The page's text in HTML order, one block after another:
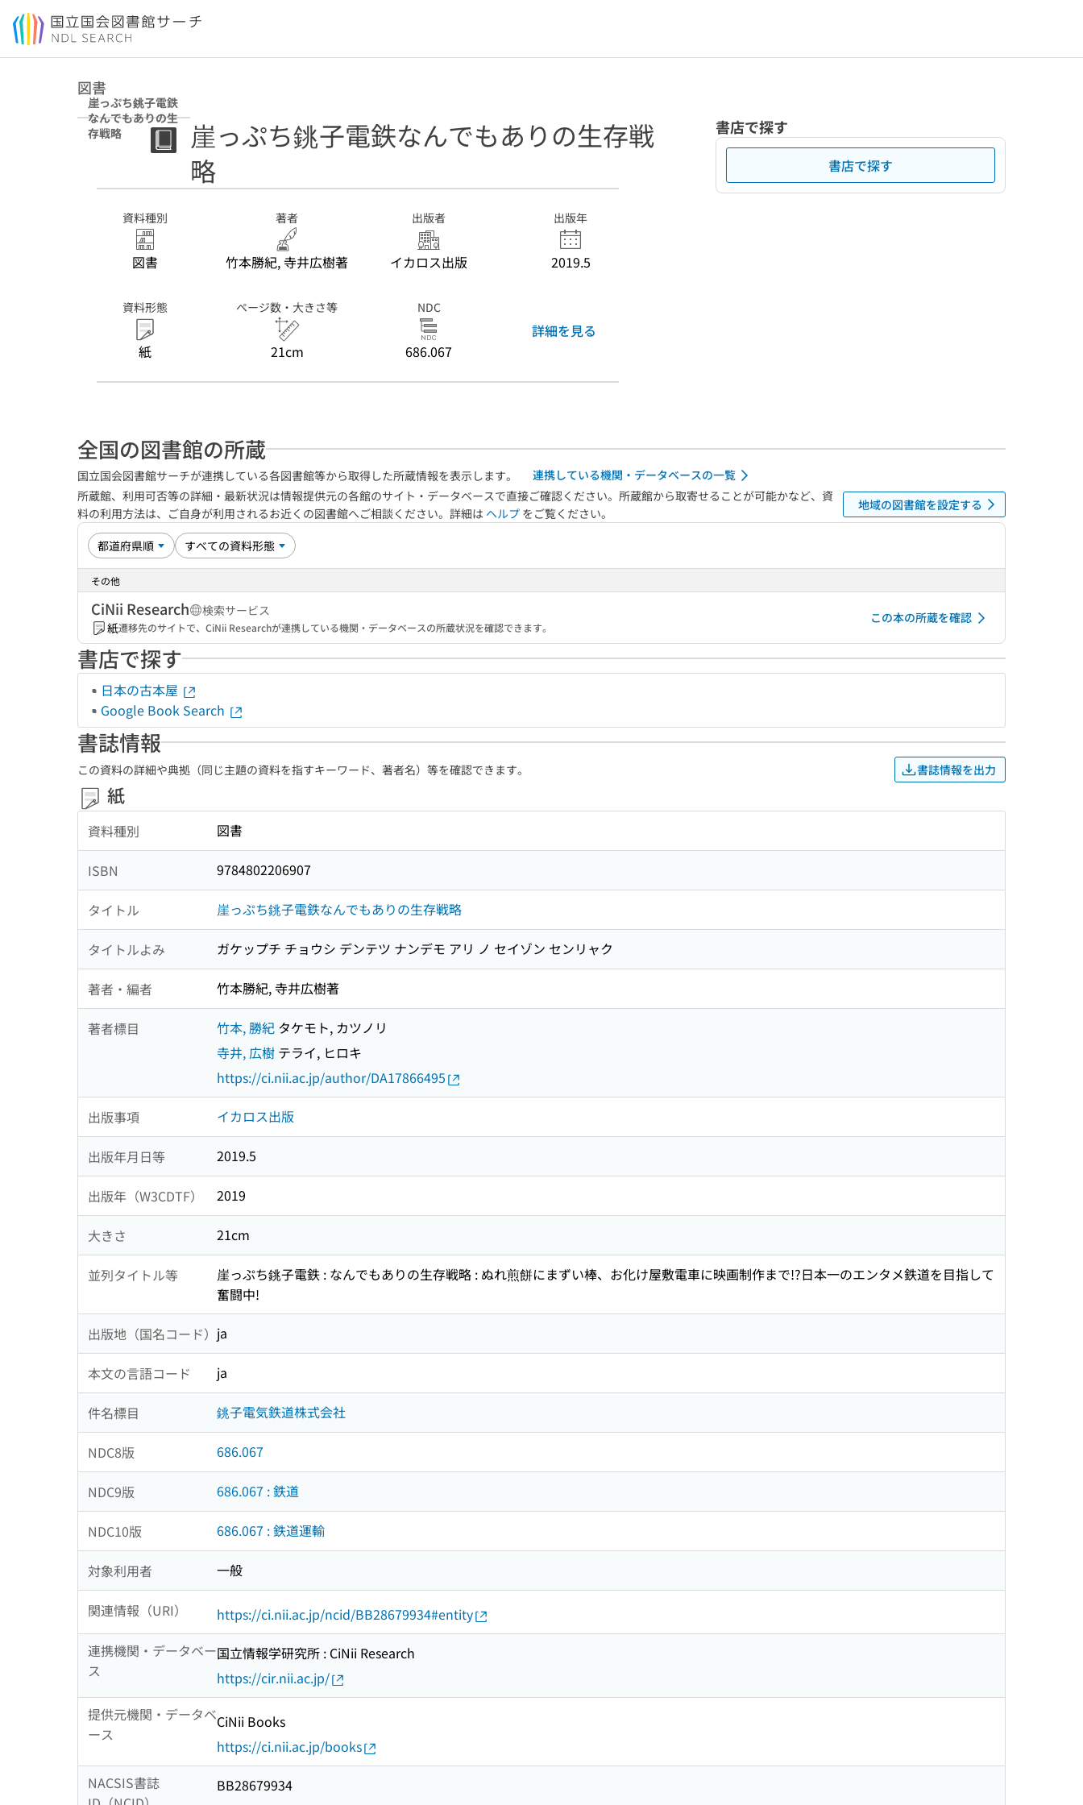
本文へ移動
図書
崖っぷち銚子電鉄
なんでもありの生
存戦略
崖っぷち銚子電鉄なんでもありの生存戦
略
資料種別
図書
著者
竹本勝紀, 寺井広樹著
出版者
イカロス出版
出版年
2019.5
資料形態
紙
ページ数・大きさ等
21cm
NDC
686.067
詳細を見る
書店で探す
書店で探す
全国の図書館の所蔵
国立国会図書館サーチが連携している各図書館等から取得した所蔵情報を表示します。
連携している機関・データベースの一覧
所蔵館、利用可否等の詳細・最新状況は情報提供元の各館のサイト・データベースで直接ご確認ください。所蔵館から取寄せることが可能かなど、資
料の利用方法は、ご自身が利用されるお近くの図書館へご相談ください。詳細は ヘルプ をご覧ください。
地域の図書館を設定する
その他
CiNii Research
検索サービス
紙遷移先のサイトで、CiNii Researchが連携している機関・データベースの所蔵状況を確認できます。
この本の所蔵を確認
書店で探す
日本の古本屋
Google Book Search
書誌情報
この資料の詳細や典拠（同じ主題の資料を指すキーワード、著者名）等を確認できます。 書誌情報を出力
紙
資料種別 図書
ISBN 9784802206907
タイトル 崖っぷち銚子電鉄なんでもありの生存戦略
タイトルよみ ガケップチ チョウシ デンテツ ナンデモ アリ ノ セイゾン センリャク
著者・編者 竹本勝紀, 寺井広樹著
著者標目 竹本, 勝紀 タケモト, カツノリ
寺井, 広樹 テライ, ヒロキ
https://ci.nii.ac.jp/author/DA17866495
出版事項 イカロス出版
出版年月日等 2019.5
出版年（W3CDTF） 2019
大きさ 21cm
並列タイトル等
崖っぷち銚子電鉄 : なんでもありの生存戦略 : ぬれ煎餅にまずい棒、お化け屋敷電車に映画制作まで!?日本一のエンタメ鉄道を目指して
奮闘中!
出版地（国名コード） ja
本文の言語コード ja
件名標目 銚子電気鉄道株式会社
NDC8版 686.067
NDC9版 686.067 : 鉄道
NDC10版 686.067 : 鉄道運輸
対象利用者 一般
関連情報（URI）
https://ci.nii.ac.jp/ncid/BB28679934#entity
連携機関・データベー
ス
国立情報学研究所 : CiNii Research
https://cir.nii.ac.jp/
提供元機関・データベ
ース
CiNii Books
https://ci.nii.ac.jp/books
NACSIS書誌
BB28679934